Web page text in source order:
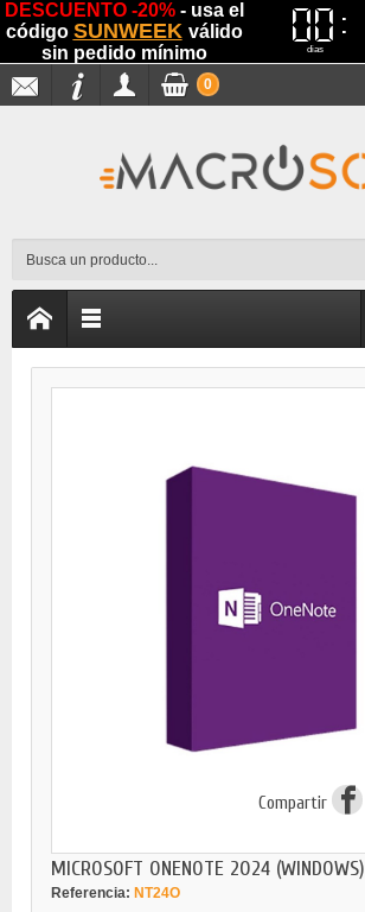
DESCUENTO -20% - usa el
código SUNWEEK válido
sin pedido mínimo
00
00
dias
0
Compartir
MICROSOFT ONENOTE 2024 (WINDOWS)
Referencia: NT24O